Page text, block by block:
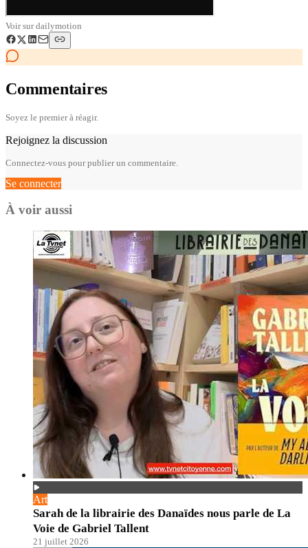
Voir surdailymotion
Commentaires
Soyez le premier à réagir.
Rejoignez la discussion
Connectez-vous pour publier un commentaire.
Se connecter
À voir aussi
Art
Sarah de la librairie des Danaïdes nous parle de La
Voie de Gabriel Tallent
21 juillet 2026